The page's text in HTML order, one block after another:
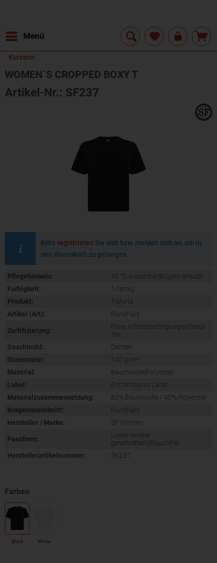
Menü
Kurzarm
WOMEN`S CROPPED BOXY T
Artikel-Nr.: SF237
Bitte registrieren Sie sich bzw. melden sich an, um in
den Warenkorb zu gelangen.
Pflegehinweis:
40 °C waschbar|Bügeln erlaubt
Farbigkeit:
1-farbig
Produkt:
T-Shirts
Artikel (Art):
Rundhals
Zertifizierung:
Faire Arbeitsbedingungen|Oeko-
Tex
Geschlecht:
Damen
Grammatur:
140 g/m²
Material:
Baumwolle|Polyester
Label:
Entfernbares Label
Materialzusammensetzung:
60% Baumwolle / 40% Polyester
Kragenausschnitt:
Rundhals
Hersteller / Marke:
SF Women
Passform:
Loose (weiter
geschnitten)|Bauchfrei
Herstellerartikelnummer:
SK237
Black White